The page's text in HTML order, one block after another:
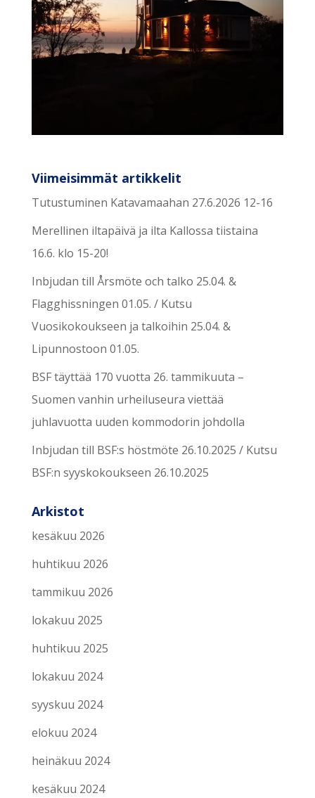
Viimeisimmät artikkelit
Tutustuminen Katavamaahan 27.6.2026 12-16
Merellinen iltapäivä ja ilta Kallossa tiistaina
16.6. klo 15-20!
Inbjudan till Årsmöte och talko 25.04. &
Flagghissningen 01.05. / Kutsu
Vuosikokoukseen ja talkoihin 25.04. &
Lipunnostoon 01.05.
BSF täyttää 170 vuotta 26. tammikuuta –
Suomen vanhin urheiluseura viettää
juhlavuotta uuden kommodorin johdolla
Inbjudan till BSF:s höstmöte 26.10.2025 / Kutsu
BSF:n syyskokoukseen 26.10.2025
Arkistot
kesäkuu 2026
huhtikuu 2026
tammikuu 2026
lokakuu 2025
huhtikuu 2025
lokakuu 2024
syyskuu 2024
elokuu 2024
heinäkuu 2024
kesäkuu 2024